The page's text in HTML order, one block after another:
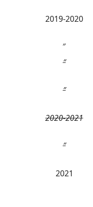
2019-2020
″
″
″
2020-2021
″
2021